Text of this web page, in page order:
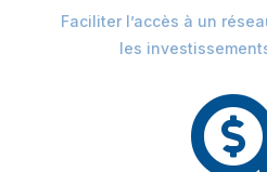
Faciliter l’accès à un
les